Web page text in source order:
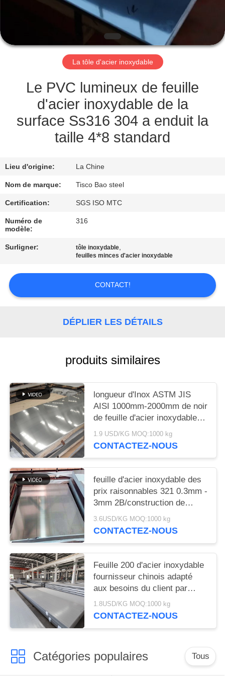
DE
CONTRÔLE
QUALITÉ
CONTACTER
NOUVELLES
DEMANDER
UN
PLAN
La tôle d'acier inoxydable
Le PVC lumineux de feuille
d'acier inoxydable de la
surface Ss316 304 a enduit la
taille 4*8 standard
Lieu d'origine: La Chine
Nom de marque: Tisco Bao steel
Certification: SGS ISO MTC
Numéro de
modèle:
316
Surligner: tôle inoxydable,
feuilles minces d'acier inoxydable
CONTACT!
DÉPLIER LES DÉTAILS
produits similaires
longueur d'Inox ASTM JIS
AISI 1000mm-2000mm de noir
de feuille d'acier inoxydable
de 440c 0.8mm 1mm
1.9 USD/KG MOQ:1000 kg
CONTACTEZ-NOUS
feuille d'acier inoxydable des
prix raisonnables 321 0.3mm -
3mm 2B/construction de
vaisselle de cuisine /HL Inox
de BA
3.6USD/KG MOQ:1000 kg
CONTACTEZ-NOUS
Feuille 200 d'acier inoxydable
fournisseur chinois adapté
aux besoins du client par
métal sérieux de l'acier
inoxydable 300 400
1.8USD/KG MOQ:1000 kg
CONTACTEZ-NOUS
Catégories populaires Tous